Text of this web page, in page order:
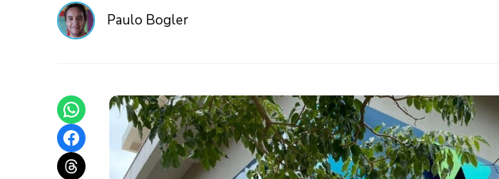
Paulo Bogler
Share on WhatsApp
Share on Facebook
Share on Threads